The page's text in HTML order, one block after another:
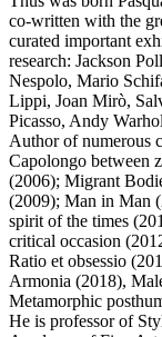
co-written with the
curated important
research: Jackson
Nespolo, Mario
Lippi, Joan Mirò,
Picasso, Andy
Author of numerous
Capolongo between
(2006); Migrant
(2009); Man in Man
spirit of the times
critical occasion
Ratio et obsessio
Armonia (2018),
Metamorphic
He is professor of